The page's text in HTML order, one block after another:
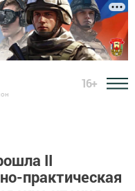
16+
II
практическая